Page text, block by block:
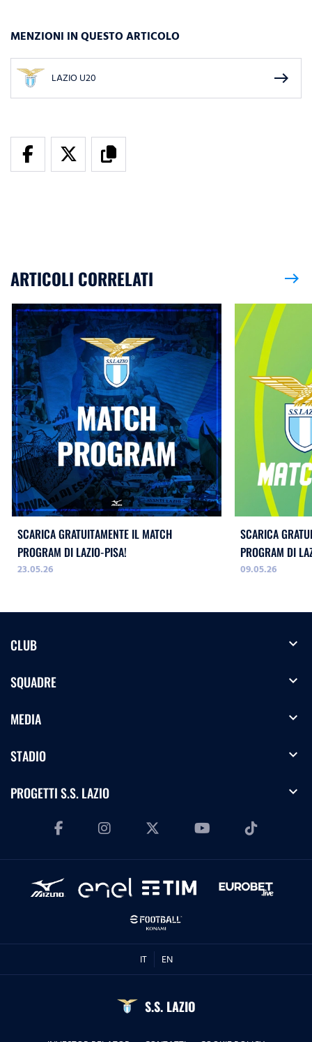
MENZIONI IN QUESTO ARTICOLO
LAZIO U20 east
ARTICOLI CORRELATI east
SCARICA GRATUITAMENTE IL MATCH
PROGRAM DI LAZIO-PISA!
23.05.26
SCARICA
PROGRAM DI
WOMEN!
09.05.26
CLUB expand_more
SQUADRE expand_more
MEDIA expand_more
STADIO expand_more
PROGETTI S.S. LAZIO expand_more
IT EN
S.S. LAZIO